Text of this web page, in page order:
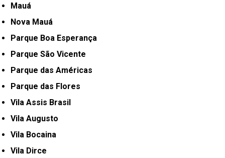
Mauá
Nova Mauá
Parque Boa Esperança
Parque São Vicente
Parque das Américas
Parque das Flores
Vila Assis Brasil
Vila Augusto
Vila Bocaina
Vila Dirce